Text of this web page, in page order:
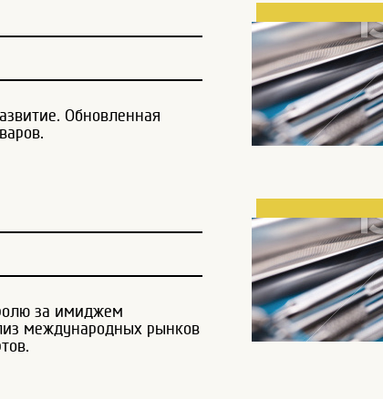
Обновленная
за имиджем
международных рынков